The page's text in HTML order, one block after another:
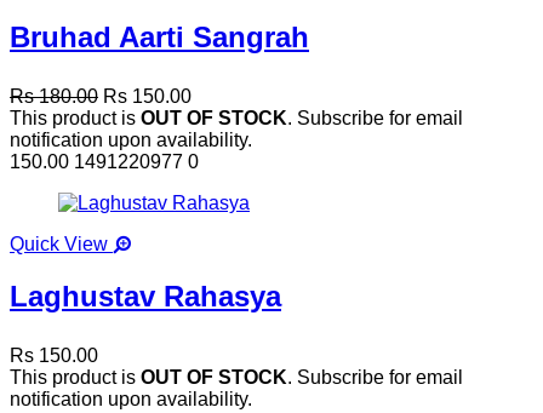
Bruhad Aarti Sangrah
Rs 180.00 Rs 150.00
This product is OUT OF STOCK. Subscribe for email
notification upon availability.
150.00 1491220977 0
Quick View
Laghustav Rahasya
Rs 150.00
This product is OUT OF STOCK. Subscribe for email
notification upon availability.